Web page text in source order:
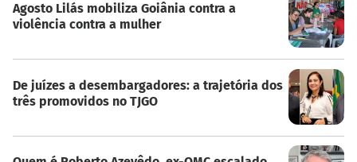
Agosto Lilás mobiliza Goiânia contra a
violência contra a mulher
De juízes a desembargadores: a trajetória dos
três promovidos no TJGO